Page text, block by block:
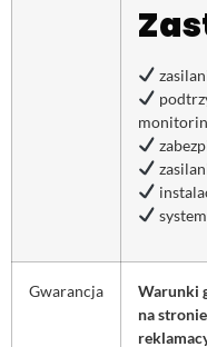
Gwarancja
Warunki
na